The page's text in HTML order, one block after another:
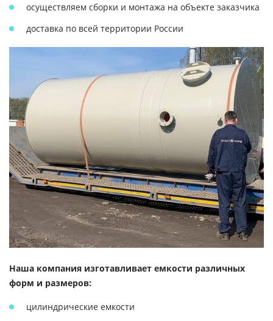
осуществляем сборки и монтажа на объекте заказчика
доставка по всей территории России
Наша компания изготавливает емкости различных
форм и размеров:
цилиндрические емкости